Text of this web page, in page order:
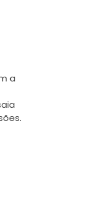
a